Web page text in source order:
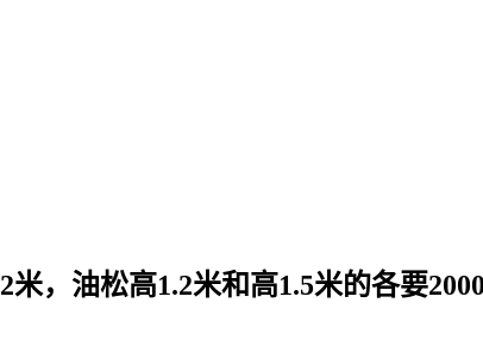
，油松高1.2米和高1.5米的各要